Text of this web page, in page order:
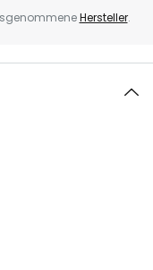
Hersteller.